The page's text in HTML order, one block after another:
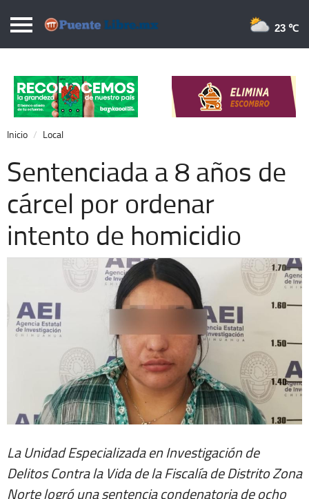
Puentelibre.mx
Local
Nacional
Opinión
Cronos
Economía
Espectáculos
23 ℃
Inicio Local
Sentenciada a 8 años de
cárcel por ordenar
intento de homicidio
La Unidad Especializada en Investigación de
Delitos Contra la Vida de la Fiscalía de Distrito Zona
Norte logró una sentencia condenatoria de ocho